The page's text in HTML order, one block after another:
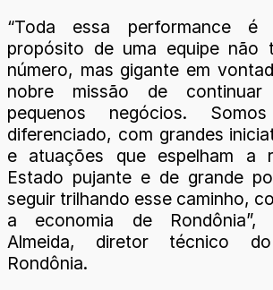
“Toda essa performance
propósito de uma equipe não
número, mas gigante em
nobre missão de
pequenos negócios.
diferenciado, com grandes
e atuações que espelham a
Estado pujante e de grande
seguir trilhando esse caminho,
a economia de Rondônia”,
Almeida, diretor técnico
Rondônia.